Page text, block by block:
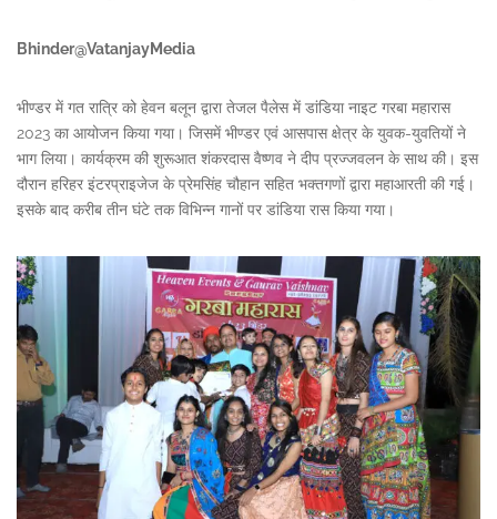
Bhinder@VatanjayMedia
भीण्डर में गत रात्रि को हेवन बलून द्वारा तेजल पैलेस में डांडिया नाइट गरबा महारास
2023 का आयोजन किया गया। जिसमें भीण्डर एवं आसपास क्षेत्र के युवक-युवतियों ने
भाग लिया। कार्यक्रम की शुरूआत शंकरदास वैष्णव ने दीप प्रज्जवलन के साथ की। इस
दौरान हरिहर इंटरप्राइजेज के प्रेमसिंह चौहान सहित भक्तगणों द्वारा महाआरती की गई।
इसके बाद करीब तीन घंटे तक विभिन्न गानों पर डांडिया रास किया गया।